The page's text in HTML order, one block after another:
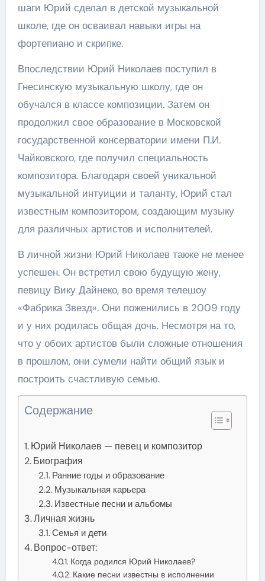
шаги Юрий сделал в детской музыкальной
школе, где он осваивал навыки игры на
фортепиано и скрипке.
Впоследствии Юрий Николаев поступил в
Гнесинскую музыкальную школу, где он
обучался в классе композиции. Затем он
продолжил свое образование в Московской
государственной консерватории имени П.И.
Чайковского, где получил специальность
композитора. Благодаря своей уникальной
музыкальной интуиции и таланту, Юрий стал
известным композитором, создающим музыку
для различных артистов и исполнителей.
В личной жизни Юрий Николаев также не менее
успешен. Он встретил свою будущую жену,
певицу Вику Дайнеко, во время телешоу
«Фабрика Звезд». Они поженились в 2009 году
и у них родилась общая дочь. Несмотря на то,
что у обоих артистов были сложные отношения
в прошлом, они сумели найти общий язык и
построить счастливую семью.
Содержание
Юрий Николаев — певец и композитор
Биография
Ранние годы и образование
Музыкальная карьера
Известные песни и альбомы
Личная жизнь
Семья и дети
Вопрос-ответ:
Когда родился Юрий Николаев?
Какие песни известны в исполнении